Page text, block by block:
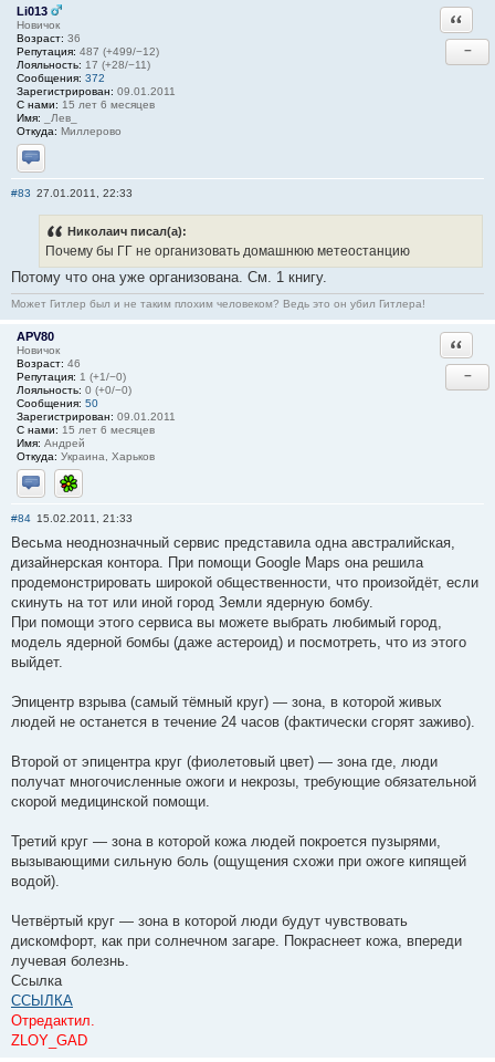
Li013
Новичок
Возраст: 36
Репутация: 487 (+499/−12)
Лояльность: 17 (+28/−11)
Сообщения: 372
Зарегистрирован: 09.01.2011
С нами: 15 лет 6 месяцев
Имя: _Лев_
Откуда: Миллерово
Отправить личное сообщение
−
#83 27.01.2011, 22:33
Николаич писал(а):
Почему бы ГГ не организовать домашнюю метеостанцию
Потому что она уже организована. См. 1 книгу.
Может Гитлер был и не таким плохим человеком? Ведь это он убил Гитлера!
APV80
Новичок
Возраст: 46
Репутация: 1 (+1/−0)
Лояльность: 0 (+0/−0)
Сообщения: 50
Зарегистрирован: 09.01.2011
С нами: 15 лет 6 месяцев
Имя: Андрей
Откуда: Украина, Харьков
Отправить личное сообщение
ICQ
−
#84 15.02.2011, 21:33
Весьма неоднозначный сервис представила одна австралийская,
дизайнерская контора. При помощи Google Maps она решила
продемонстрировать широкой общественности, что произойдёт, если
скинуть на тот или иной город Земли ядерную бомбу.
При помощи этого сервиса вы можете выбрать любимый город,
модель ядерной бомбы (даже астероид) и посмотреть, что из этого
выйдет.
Эпицентр взрыва (самый тёмный круг) — зона, в которой живых
людей не останется в течение 24 часов (фактически сгорят заживо).
Второй от эпицентра круг (фиолетовый цвет) — зона где, люди
получат многочисленные ожоги и некрозы, требующие обязательной
скорой медицинской помощи.
Третий круг — зона в которой кожа людей покроется пузырями,
вызывающими сильную боль (ощущения схожи при ожоге кипящей
водой).
Четвёртый круг — зона в которой люди будут чувствовать
дискомфорт, как при солнечном загаре. Покраснеет кожа, впереди
лучевая болезнь.
Ссылка
ССЫЛКА
Отредактил.
ZLOY_GAD